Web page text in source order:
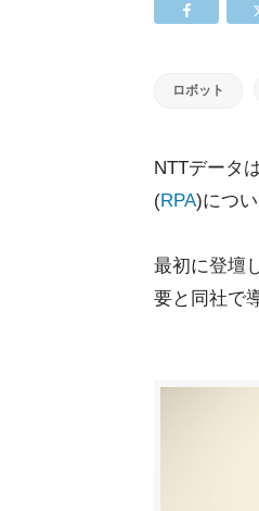
ロボット
NTTデータ
(RPA)につ
最初に登壇
要と同社で